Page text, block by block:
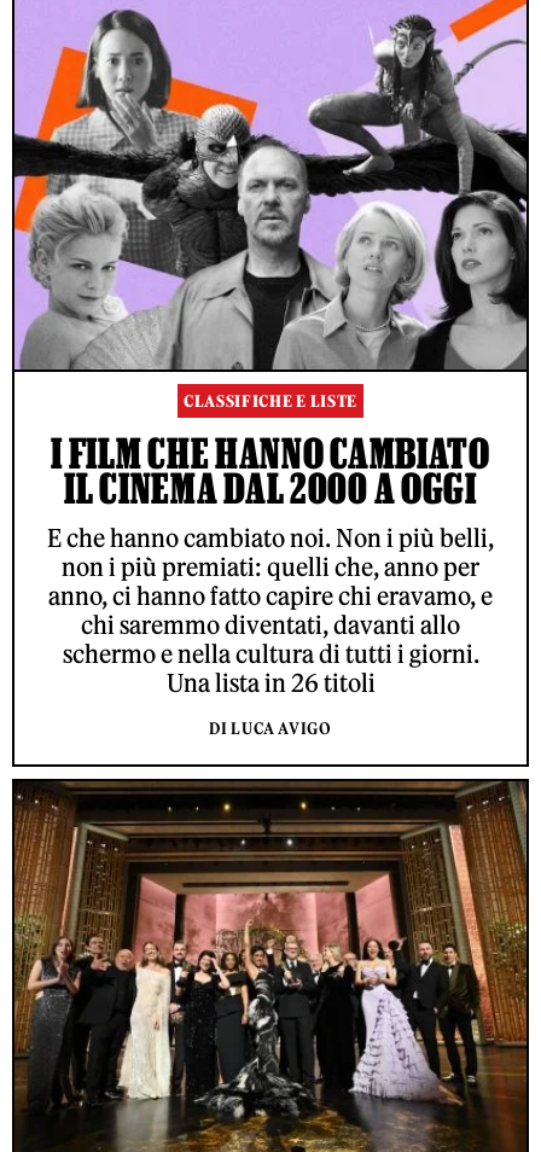
CLASSIFICHE E LISTE
I FILM CHE HANNO CAMBIATO
IL CINEMA DAL 2000 A OGGI
E che hanno cambiato noi. Non i più belli,
non i più premiati: quelli che, anno per
anno, ci hanno fatto capire chi eravamo, e
chi saremmo diventati, davanti allo
schermo e nella cultura di tutti i giorni.
Una lista in 26 titoli
DI LUCA AVIGO